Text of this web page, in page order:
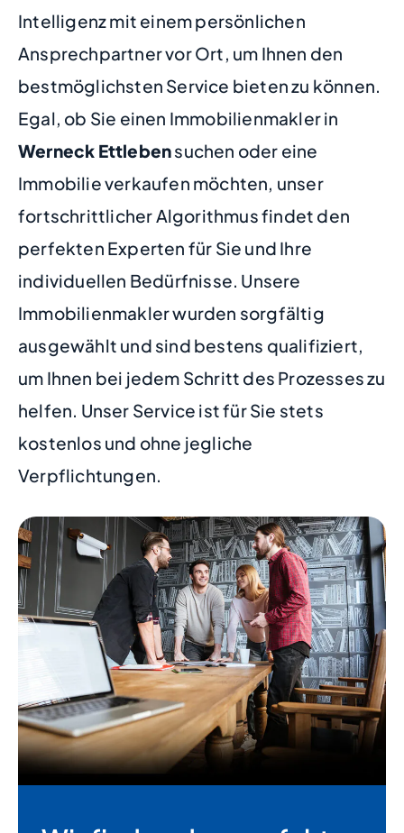
Intelligenz mit einem persönlichen
Ansprechpartner vor Ort, um Ihnen den
bestmöglichsten Service bieten zu können.
Egal, ob Sie einen Immobilienmakler in
Werneck Ettlebensuchen oder eine
Immobilie verkaufen möchten, unser
fortschrittlicher Algorithmus findet den
perfekten Experten für Sie und Ihre
individuellen Bedürfnisse. Unsere
Immobilienmakler wurden sorgfältig
ausgewählt und sind bestens qualifiziert,
um Ihnen bei jedem Schritt des Prozesses zu
helfen. Unser Service ist für Sie stets
kostenlos und ohne jegliche
Verpflichtungen.